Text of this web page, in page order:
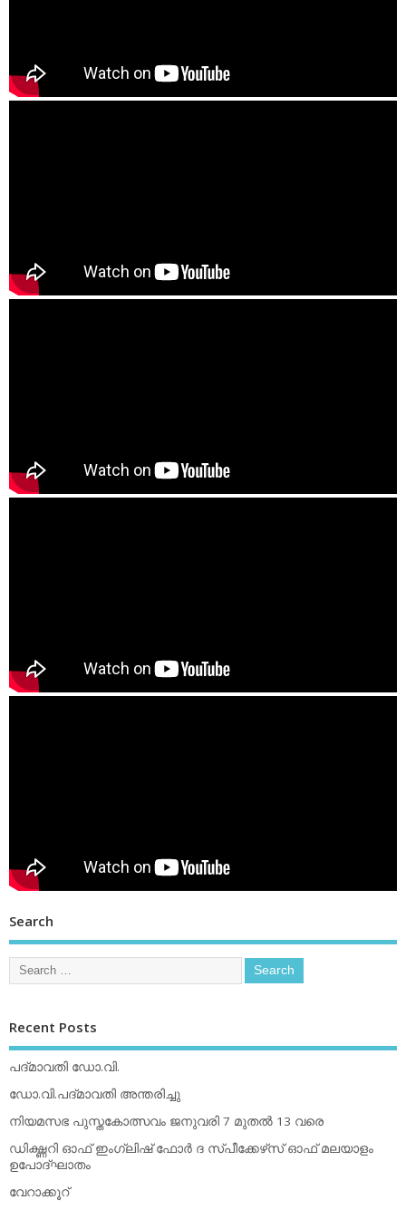
Search
Recent Posts
പദ്മാവതി ഡോ.വി.
ഡോ.വി.പദ്മാവതി അന്തരിച്ചു
നിയമസഭ പുസ്തകോത്സവം ജനുവരി 7 മുതല്‍ 13 വരെ
ഡിക്ഷ്ണറി ഓഫ് ഇംഗ്ലിഷ് ഫോര്‍ ദ സ്പീക്കേഴ്‌സ് ഓഫ് മലയാളം
ഉപോദ്ഘാതം
വേറാക്കൂറ്